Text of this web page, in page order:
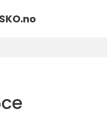
no